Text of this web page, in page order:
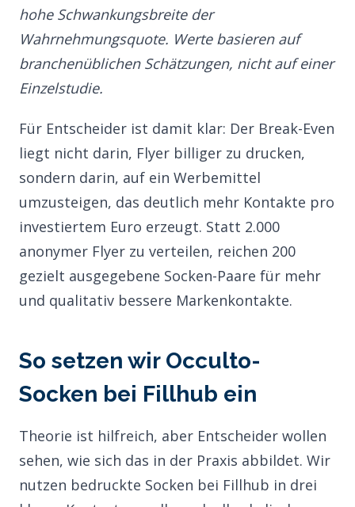
hohe Schwankungsbreite der
Wahrnehmungsquote. Werte basieren auf
branchenüblichen Schätzungen, nicht auf einer
Einzelstudie.
Für Entscheider ist damit klar: Der Break-Even
liegt nicht darin, Flyer billiger zu drucken,
sondern darin, auf ein Werbemittel
umzusteigen, das deutlich mehr Kontakte pro
investiertem Euro erzeugt. Statt 2.000
anonymer Flyer zu verteilen, reichen 200
gezielt ausgegebene Socken-Paare für mehr
und qualitativ bessere Markenkontakte.
So setzen wir Occulto-
Socken bei Fillhub ein
Theorie ist hilfreich, aber Entscheider wollen
sehen, wie sich das in der Praxis abbildet. Wir
nutzen bedruckte Socken bei Fillhub in drei